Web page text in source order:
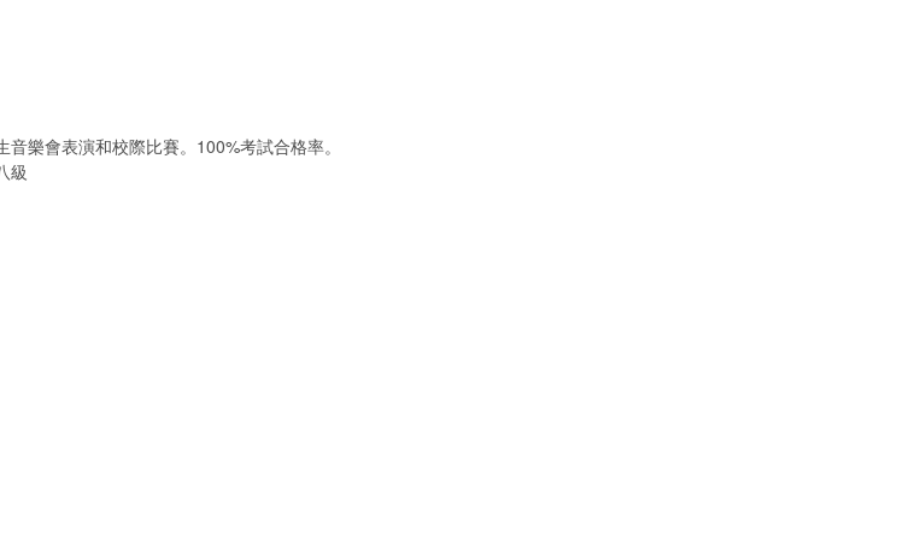
樂會表演和校際比賽。100%考試合格率。
級